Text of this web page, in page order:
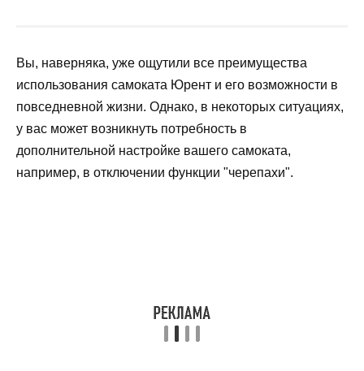
Вы, наверняка, уже ощутили все преимущества
использования самоката Юрент и его возможности в
повседневной жизни. Однако, в некоторых ситуациях,
у вас может возникнуть потребность в
дополнительной настройке вашего самоката,
например, в отключении функции "черепахи".